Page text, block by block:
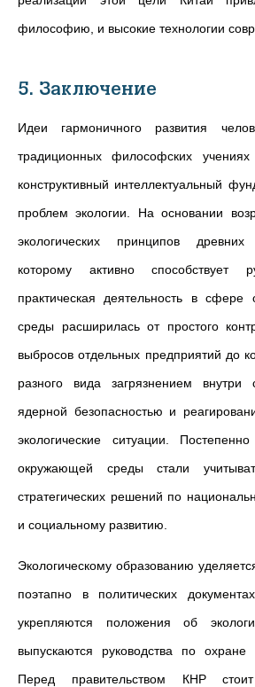
философию, и высокие технологии
5. Заключение
Идеи гармоничного развития
традиционных философских
конструктивный интеллектуальный
проблем экологии. На основании
экологических принципов древних
которому активно способствует
практическая деятельность в
среды расширилась от простого
выбросов отдельных предприятий до
разного вида загрязнением внутри
ядерной безопасностью и
экологические ситуации.
окружающей среды стали
стратегических решений по
и социальному развитию.
Экологическому образованию
поэтапно в политических
укрепляются положения об
выпускаются руководства по
Перед правительством КНР